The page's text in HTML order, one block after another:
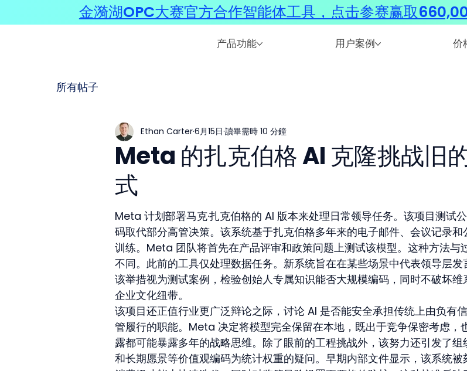
产品功能 用户案例 价
所有帖子
Meta 的扎克伯格 AI 克隆挑战旧
式
Ethan Carter6月15日 讀畢需時 10 分鐘
Meta 计划部署马克·扎克伯格的 AI 版本来处理日常领导任务。该项目测试
码取代部分高管决策。该系统基于扎克伯格多年来的电子邮件、会议记录和
训练。Meta 团队将首先在产品评审和政策问题上测试该模型。这种方法与
不同。此前的工具仅处理数据任务。新系统旨在在某些场景中代表领导层
该举措视为测试案例，检验创始人专属知识能否大规模编码，同时不破坏维
企业文化纽带。
该项目还正值行业更广泛辩论之际，讨论 AI 是否能安全承担传统上由负有
管履行的职能。Meta 决定将模型完全保留在本地，既出于竞争保密考虑，
露都可能暴露多年的战略思维。除了眼前的工程挑战外，该努力还引发了
和长期愿景等价值观编码为统计权重的疑问。早期内部文件显示，该系统被
金漪湖OPC大赛官方合作智能体工具，点击参赛赢取